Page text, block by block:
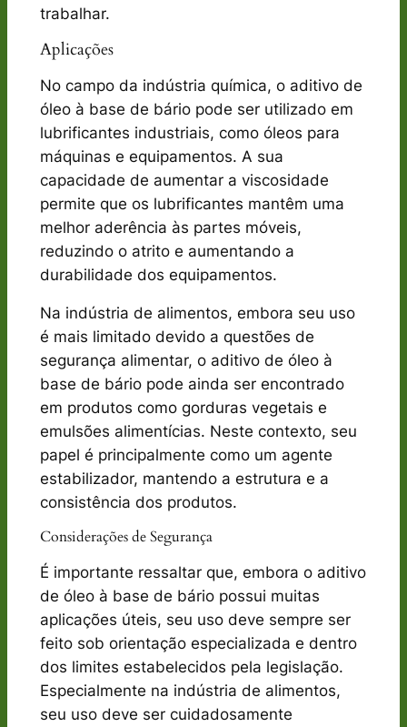
trabalhar.
Aplicações
No campo da indústria química, o aditivo de
óleo à base de bário pode ser utilizado em
lubrificantes industriais, como óleos para
máquinas e equipamentos. A sua
capacidade de aumentar a viscosidade
permite que os lubrificantes mantêm uma
melhor aderência às partes móveis,
reduzindo o atrito e aumentando a
durabilidade dos equipamentos.
Na indústria de alimentos, embora seu uso
é mais limitado devido a questões de
segurança alimentar, o aditivo de óleo à
base de bário pode ainda ser encontrado
em produtos como gorduras vegetais e
emulsões alimentícias. Neste contexto, seu
papel é principalmente como um agente
estabilizador, mantendo a estrutura e a
consistência dos produtos.
Considerações de Segurança
É importante ressaltar que, embora o aditivo
de óleo à base de bário possui muitas
aplicações úteis, seu uso deve sempre ser
feito sob orientação especializada e dentro
dos limites estabelecidos pela legislação.
Especialmente na indústria de alimentos,
seu uso deve ser cuidadosamente